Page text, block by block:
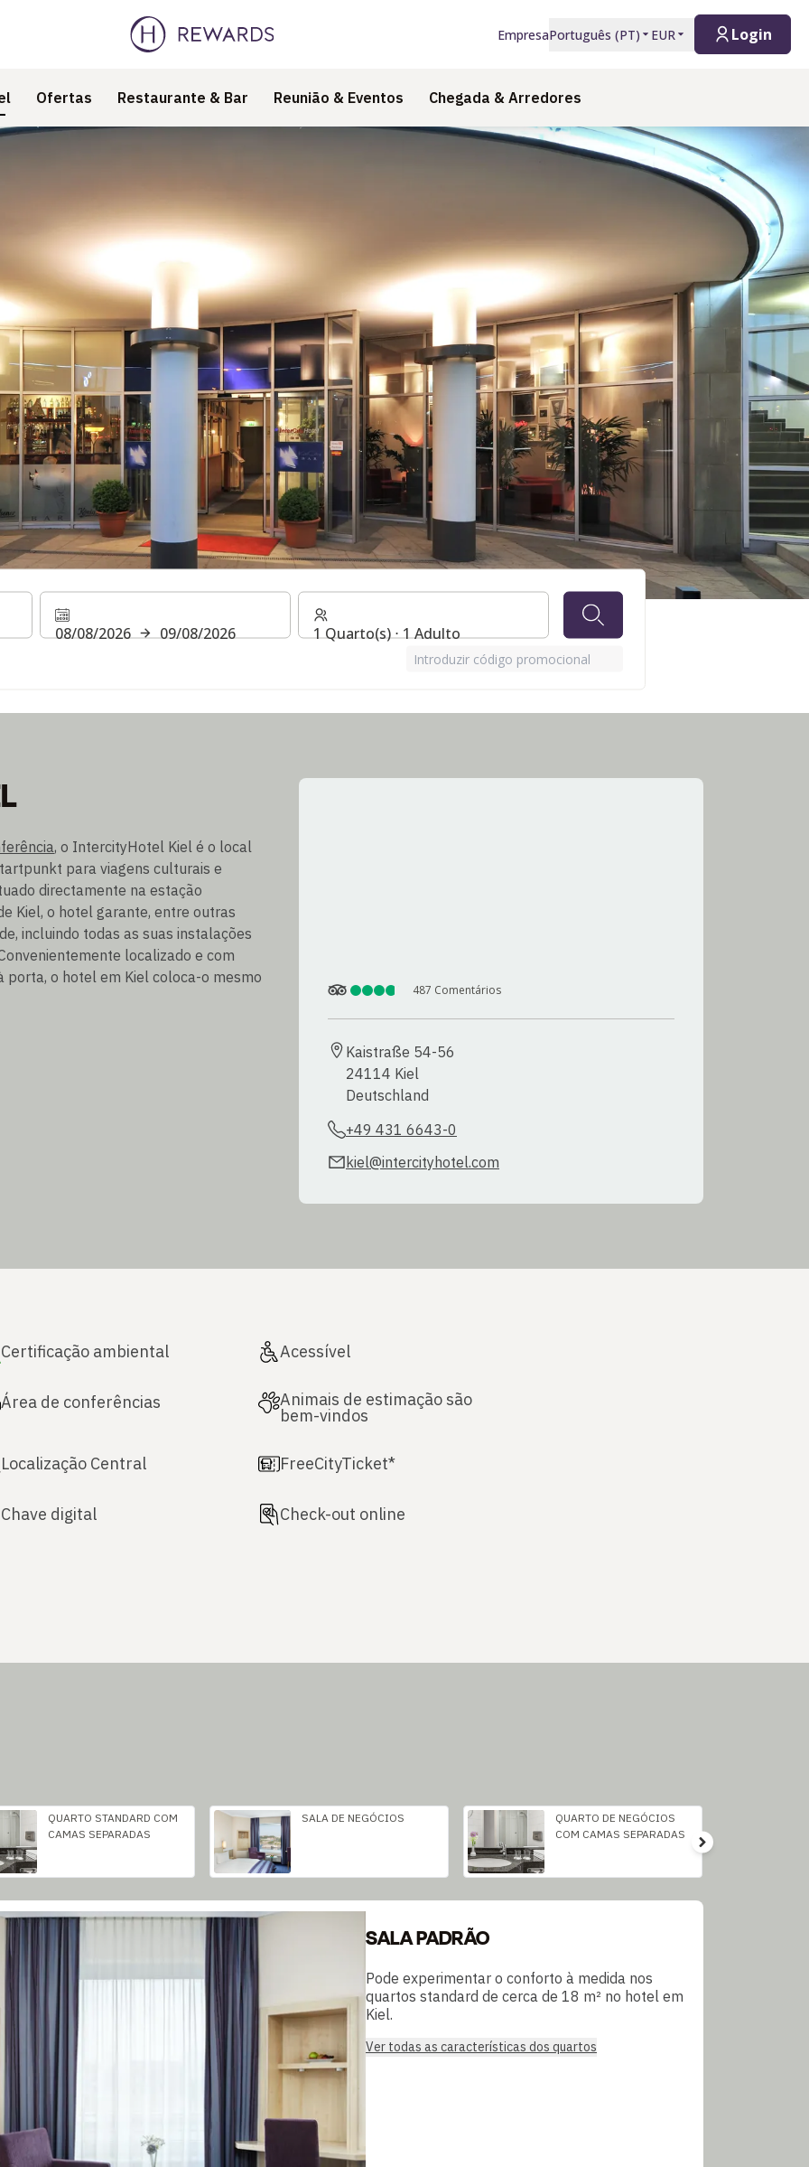
EmpresaPortuguês (PT) EUR Login
Ofertas Restaurante & Bar Reunião & Eventos Chegada & Arredores
08/08/2026 09/08/2026 1 Quarto(s) ⋅ 1 Adulto
Introduzir código promocional
, o IntercityHotel Kiel é o local
para viagens culturais e
directamente na estação
Kiel, o hotel garante, entre outras
incluindo todas as suas instalações
localizado e com
o hotel em Kiel coloca-o mesmo
487 Comentários
Kaistraße 54-56
24114 Kiel
Deutschland
+49 431 6643-0
kiel@intercityhotel.com
Certificação ambiental Acessível
Área de conferências Animais de estimação são
bem-vindos
Localização Central FreeCityTicket*
Chave digital Check-out online
QUARTO STANDARD COM
CAMAS SEPARADAS
SALA DE NEGÓCIOS
QUARTO DE NEGÓCIOS
COM CAMAS SEPARADAS
SALA PADRÃO
Pode experimentar o conforto à medida nos
quartos standard de cerca de 18 m² no hotel em
Kiel.
Ver todas as características dos quartos